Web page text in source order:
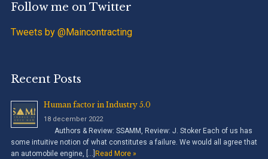
Follow me on Twitter
Tweets by @Maincontracting
Recent Posts
Human factor in Industry 5.0
18 december 2022
Authors & Review: SSAMM, Review: J. Stoker Each of us has
some intuitive notion of what constitutes a failure. We would all agree that
an automobile engine, […] Read More »